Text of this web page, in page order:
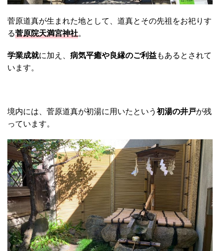
菅原道真が生まれた地として、道真とその先祖をお祀りす
る菅原院天満宮神社。
学業成就に加え、 病気平癒や良縁のご利益もあるとされて
います。
境内には、菅原道真が初湯に用いたという初湯の井戸が残
っています。